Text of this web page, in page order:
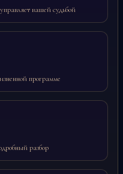
вашей судьбой
программе
разбор